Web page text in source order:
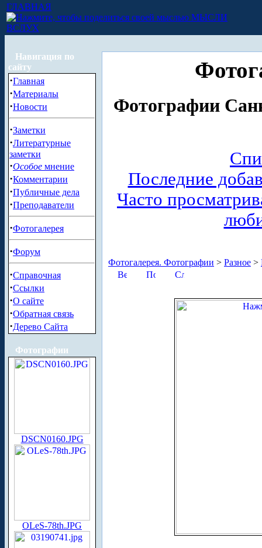
ГЛАВНАЯ
МЫСЛИ
ВСЛУХ
Навигация по
сайту
·Главная
·Материалы
·Новости
·Заметки
·Литературные
заметки
·Особое мнение
·Комментарии
·Публичные дела
·Преподаватели
·Фотогалерея
·Форум
·Справочная
·Ссылки
·О сайте
·Обратная связь
·Дерево Сайта
Фотографии
DSCN0160.JPG
OLeS-78th.JPG
Фотографии
Последние
Часто
Фотогалерея. Фотографии > Разное >